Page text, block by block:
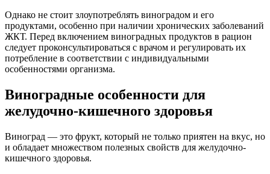
Однако не стоит злоупотреблять виноградом и его
продуктами, особенно при наличии хронических заболеваний
ЖКТ. Перед включением виноградных продуктов в рацион
следует проконсультироваться с врачом и регулировать их
потребление в соответствии с индивидуальными
особенностями организма.
Виноградные особенности для
желудочно-кишечного здоровья
Виноград — это фрукт, который не только приятен на вкус, но
и обладает множеством полезных свойств для желудочно-
кишечного здоровья.